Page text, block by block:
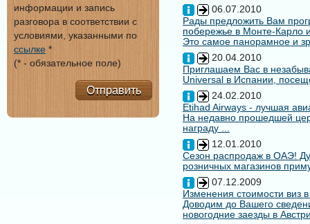
06.07.2010
Рады предложить Вам
побережье в Монте-Карло
Это самое панорамное и
20.04.2010
Приглашаем Вас в
Universal в Испании,
24.02.2010
Etihad Airways - лучшая
На недавно прошедшей
награду ...
12.01.2010
Сезон распродаж в ОАЭ!
розничных магазинов
07.12.2009
Изменения стоимости виз
Доводим до Вашего
новогодние заезды в
информации и запись
разговора в соответствии с
условиями, указанными по
ссылке *
(* - обязательное поле)
Отправить